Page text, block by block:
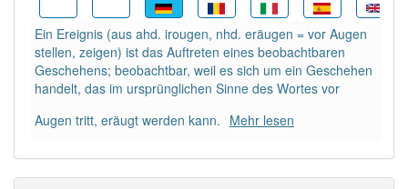
DER:11Ausnahmen Beispiele
DIE:112Ausnahmen Beispiele
DAS:382
Ein Ereignis (aus ahd. irougen, nhd. eräugen = vor Augen
stellen, zeigen) ist das Auftreten eines beobachtbaren
Geschehens; beobachtbar, weil es sich um ein Geschehen
handelt, das im ursprünglichen Sinne des Wortes vor
Augen tritt, eräugt werden kann. Mehr lesen